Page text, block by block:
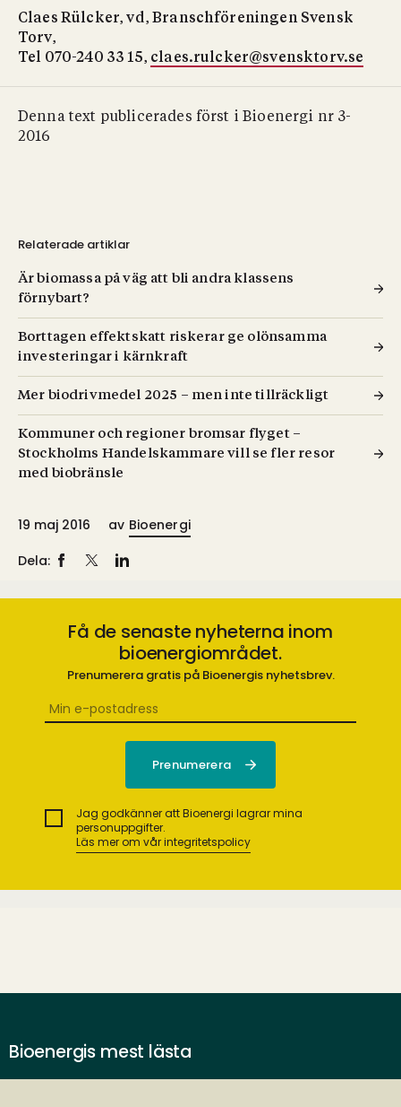
Claes Rülcker, vd, Branschföreningen Svensk
Torv,
Tel 070-240 33 15, claes.rulcker@svensktorv.se
Denna text publicerades först i Bioenergi nr 3-
2016
Relaterade artiklar
Är biomassa på väg att bli andra klassens
förnybart?
Borttagen effektskatt riskerar ge olönsamma
investeringar i kärnkraft
Mer biodrivmedel 2025 – men inte tillräckligt
Kommuner och regioner bromsar flyget –
Stockholms Handelskammare vill se fler resor
med biobränsle
19 maj 2016 av Bioenergi
Dela:
Få de senaste nyheterna inom
bioenergiområdet.
Prenumerera gratis på Bioenergis nyhetsbrev.
Jag godkänner att Bioenergi lagrar mina
personuppgifter.
Läs mer om vår integritetspolicy
Bioenergis mest lästa